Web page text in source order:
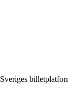
Sveriges